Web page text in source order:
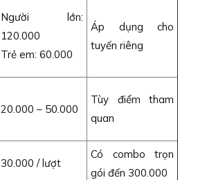
Người lớn:
120.000
Trẻ em: 60.000
Áp dụng cho
tuyến riêng
20.000 – 50.000
Tùy điểm tham
quan
30.000 / lượt
Có combo trọn
gói đến 300.000